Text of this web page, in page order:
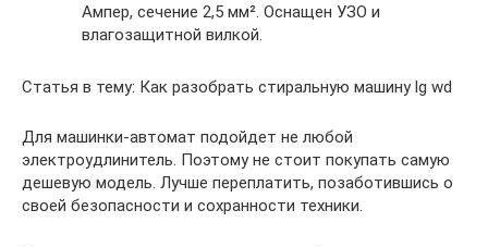
Ампер, сечение 2,5 мм². Оснащен УЗО и
влагозащитной вилкой.
Статья в тему: Как разобрать стиральную машину lg wd
Для машинки-автомат подойдет не любой
электроудлинитель. Поэтому не стоит покупать самую
дешевую модель. Лучше переплатить, позаботившись о
своей безопасности и сохранности техники.